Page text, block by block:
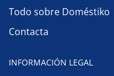
Todo sobre Doméstiko
Contacta
INFORMACIÓN LEGAL